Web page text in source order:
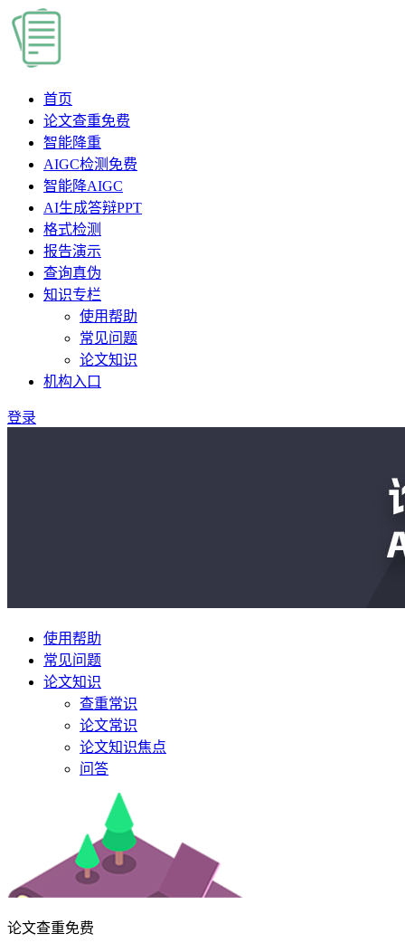
首页
论文查重免费
智能降重
AIGC检测 免费
智能降AIGC
AI生成答辩PPT
格式检测
报告演示
查询真伪
知识专栏
使用帮助
常见问题
论文知识
机构入口
登录
使用帮助
常见问题
论文知识
查重常识
论文常识
论文知识焦点
问答
论文查重免费